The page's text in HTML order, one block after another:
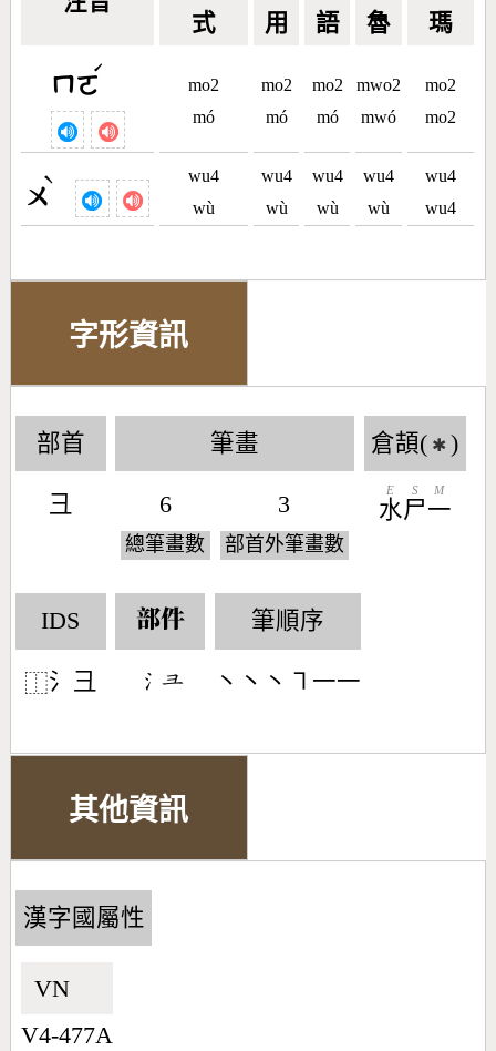
式 用 語 魯 瑪
ㄇㄛ
ˊ
mo2
mó
mo2
mó
mo2
mó
mwo2
mwó
mo2
mo2
ㄨ
ˋ
wu4
wù
wu4
wù
wu4
wù
wu4
wù
wu4
wu4
字形資訊
部首
彐
筆畫
6
總筆畫數
3
部首外筆畫數
倉頡( ✱ )
水
E
尸
S
一
M
IDS
⿰氵彐
部件
󶄔󶂤
筆順序
丶丶丶㇕一一
其他資訊
漢字國屬性
VN🇻🇳
V4-477A